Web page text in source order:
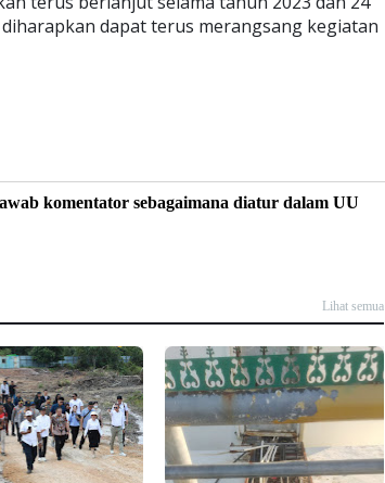
dapat terus merangsang kegiatan
komentator sebagaimana diatur dalam UU
Lihat semua